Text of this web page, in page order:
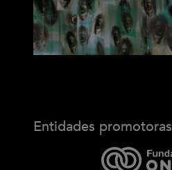
Entidades promotoras